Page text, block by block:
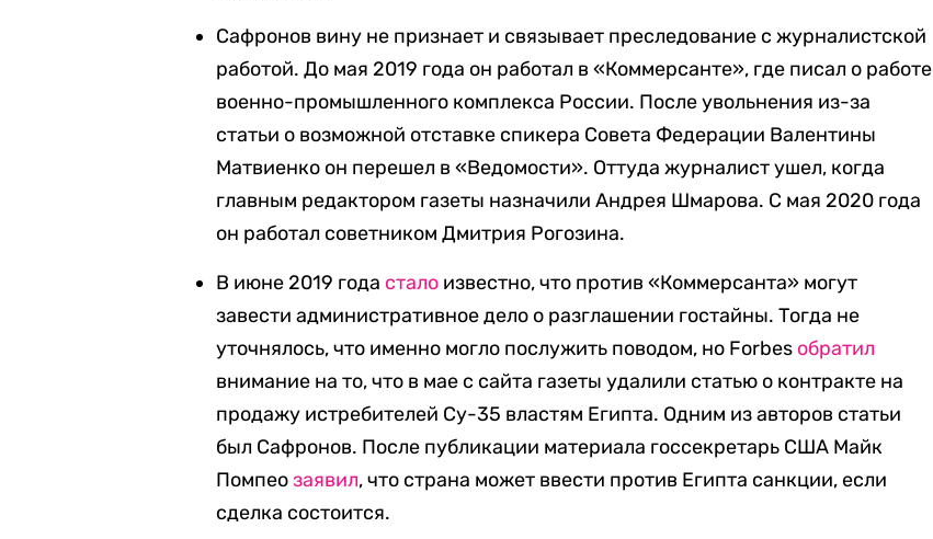
Сафронов вину не признает и связывает преследование с журналистской
работой. До мая 2019 года он работал в «Коммерсанте», где писал о работе
военно-промышленного комплекса России. После увольнения из-за
статьи о возможной отставке спикера Совета Федерации Валентины
Матвиенко он перешел в «Ведомости». Оттуда журналист ушел, когда
главным редактором газеты назначили Андрея Шмарова. С мая 2020 года
он работал советником Дмитрия Рогозина.
В июне 2019 года стало известно, что против «Коммерсанта» могут
завести административное дело о разглашении гостайны. Тогда не
уточнялось, что именно могло послужить поводом, но Forbes обратил
внимание на то, что в мае с сайта газеты удалили статью о контракте на
продажу истребителей Су-35 властям Египта. Одним из авторов статьи
был Сафронов. После публикации материала госсекретарь США Майк
Помпеозаявил, что страна может ввести против Египта санкции, если
сделка состоится.